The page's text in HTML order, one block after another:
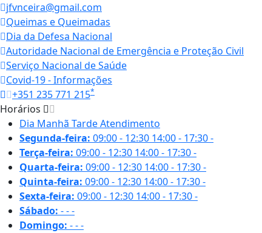
jfvnceira@gmail.com
Queimas e Queimadas
Dia da Defesa Nacional
Autoridade Nacional de Emergência e Proteção Civil
Serviço Nacional de Saúde
Covid-19 - Informações
+351 235 771 215*
Horários
Dia Manhã TardeAtendimento
Segunda-feira: 09:00 - 12:30 14:00 - 17:30-
Terça-feira: 09:00 - 12:30 14:00 - 17:30-
Quarta-feira: 09:00 - 12:30 14:00 - 17:30-
Quinta-feira: 09:00 - 12:30 14:00 - 17:30-
Sexta-feira: 09:00 - 12:30 14:00 - 17:30-
Sábado: ---
Domingo: ---